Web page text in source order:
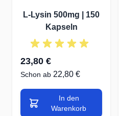
L-Lysin 500mg | 150
Kapseln
23,80 €
Schon ab 22,80 €
In den
Warenkorb